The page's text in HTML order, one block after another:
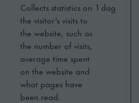
Collects statistics on
the visitor's visits to
the website, such as
the number of visits,
average time spent
on the website and
what pages have
been read.
1 dag